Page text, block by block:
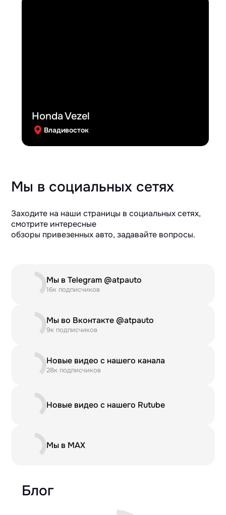
Honda Vezel
Владивосток
Мы в социальных сетях
Заходите на наши страницы в социальных сетях,
смотрите интересные
обзоры привезенных авто, задавайте вопросы.
Мы в Telegram @atpauto
16к подписчиков
Мы во Вконтакте @atpauto
9к подписчиков
Новые видео с нашего канала
28к подписчиков
Новые видео с нашего Rutube
Мы в MAX
Блог